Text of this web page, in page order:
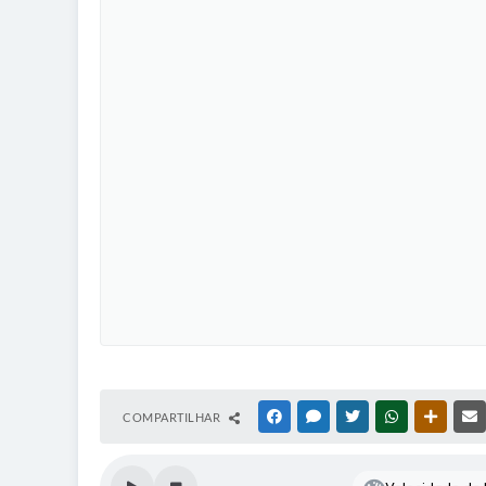
COMPARTILHAR FACEBOOKMESSENGER
TWITTERWHATSAPP